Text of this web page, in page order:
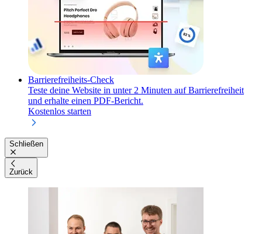
Barrierefreiheits-Check
Teste deine Website in unter 2 Minuten auf Barrierefreiheit
und erhalte einen PDF-Bericht.
Kostenlos starten
Schließen
Zurück